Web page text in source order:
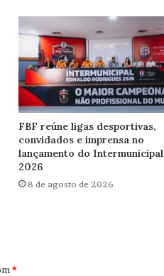
FBF reúne ligas desportivas,
convidados e imprensa no
lançamento do Intermunicipal
2026
8 de agosto de 2026
*